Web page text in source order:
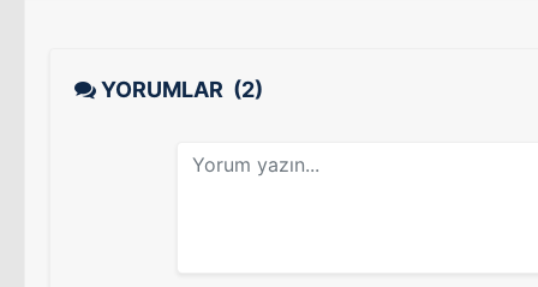
YORUMLAR (2)